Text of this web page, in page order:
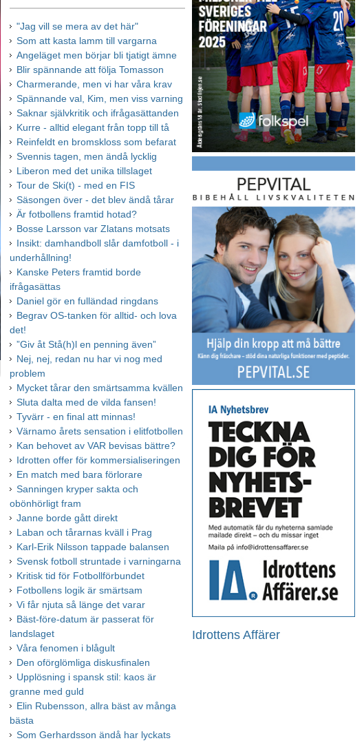
Idrottens Affärer
"Jag vill se mera av det här"
Som att kasta lamm till vargarna
Angeläget men börjar bli tjatigt ämne
Blir spännande att följa Tomasson
Charmerande, men vi har våra krav
Spännande val, Kim, men viss varning
Saknar självkritik och ifrågasättanden
Kurre - alltid elegant från topp till tå
Reinfeldt en bromskloss som befarat
Svennis tagen, men ändå lycklig
Liberon med det unika tillslaget
Tour de Ski(t) - med en FIS
Säsongen över - det blev ändå tårar
Är fotbollens framtid hotad?
Bosse Larsson var Zlatans motsats
Insikt: damhandboll slår damfotboll - i
underhållning!
Kanske Peters framtid borde
ifrågasättas
Daniel gör en fulländad ringdans
Begrav OS-tanken för alltid- och lova
det!
”Giv åt Stå(h)l en penning även”
Nej, nej, redan nu har vi nog med
problem
Mycket tårar den smärtsamma kvällen
Sluta dalta med de vilda fansen!
Tyvärr - en final att minnas!
Värnamo årets sensation i elitfotbollen
Kan behovet av VAR bevisas bättre?
Idrotten offer för kommersialiseringen
En match med bara förlorare
Sanningen kryper sakta och
obönhörligt fram
Janne borde gått direkt
Laban och tårarnas kväll i Prag
Karl-Erik Nilsson tappade balansen
Svensk fotboll struntade i varningarna
Kritisk tid för Fotbollförbundet
Fotbollens logik är smärtsam
Vi får njuta så länge det varar
Bäst-före-datum är passerat för
landslaget
Våra fenomen i blågult
Den oförglömliga diskusfinalen
Upplösning i spansk stil: kaos är
granne med guld
Elin Rubensson, allra bäst av många
bästa
Som Gerhardsson ändå har lyckats